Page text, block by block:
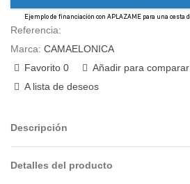
Referencia:
Marca: CAMAELONICA
Favorito 0 Añadir para comparar
A lista de deseos
Descripción
Detalles del producto